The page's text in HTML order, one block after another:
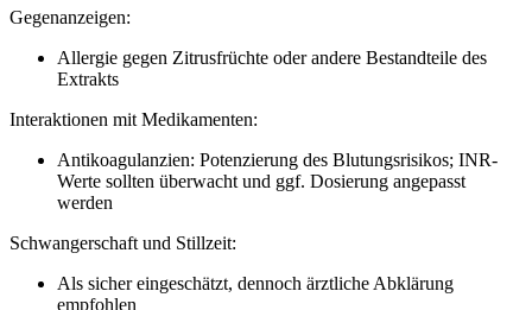
Gegenanzeigen:
Allergie gegen Zitrusfrüchte oder andere Bestandteile des
Extrakts
Interaktionen mit Medikamenten:
Antikoagulanzien: Potenzierung des Blutungsrisikos; INR-
Werte sollten überwacht und ggf. Dosierung angepasst
werden
Schwangerschaft und Stillzeit:
Als sicher eingeschätzt, dennoch ärztliche Abklärung
empfohlen